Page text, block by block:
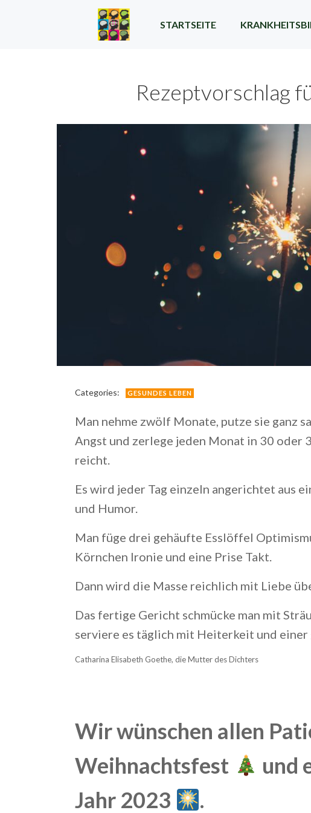
STARTSEITE
Rezeptvorschlag
Categories: GESUNDES LEBEN
Man nehme zwölf Monate, putze sie ganz
Angst und zerlege jeden Monat in 30 oder
reicht.
Es wird jeder Tag einzeln angerichtet aus
und Humor.
Man füge drei gehäufte Esslöffel
Körnchen Ironie und eine Prise Takt.
Dann wird die Masse reichlich mit Liebe
Das fertige Gericht schmücke man mit
serviere es täglich mit Heiterkeit und einer
Catharina Elisabeth Goethe, die Mutter des Dichters
Wir wünschen allen
Weihnachtsfest
und
Jahr 2023
.